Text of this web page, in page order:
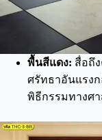
พื้นสีแดง: สื่อถึ
ศรัทธาอันแรง
พิธีกรรมทางศ